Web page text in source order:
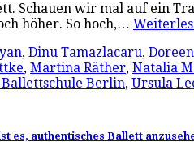
Schauen wir mal auf ein
höher. So hoch,…
, Dinu Tamazlacaru,
, Martina Räther, Natalia
Ballettschule Berlin, Ursula
es, authentisches Ballett